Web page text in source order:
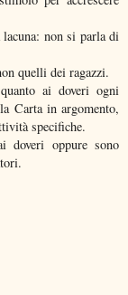
non si parla di
quelli dei ragazzi.
ai doveri ogni
Carta in argomento,
specifiche.
doveri oppure sono